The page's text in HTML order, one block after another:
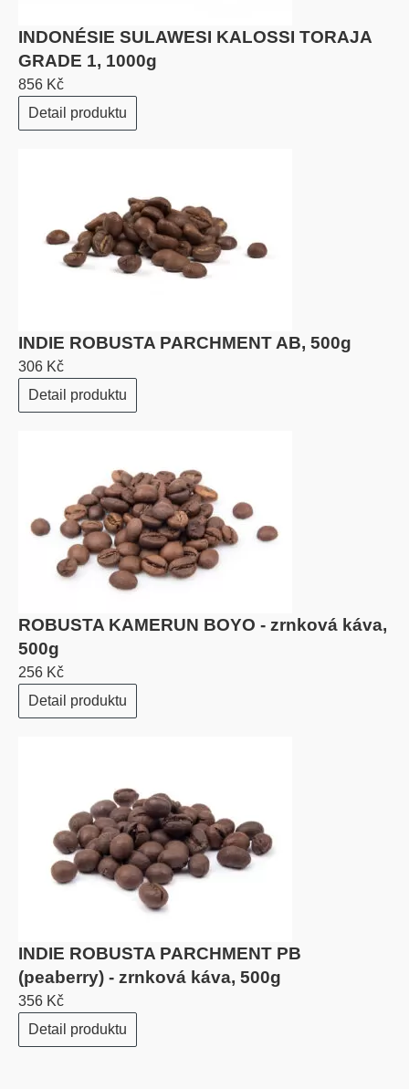
INDONÉSIE SULAWESI KALOSSI TORAJA
GRADE 1, 1000g
856 Kč
Detail produktu
INDIE ROBUSTA PARCHMENT AB, 500g
306 Kč
Detail produktu
ROBUSTA KAMERUN BOYO - zrnková káva,
500g
256 Kč
Detail produktu
INDIE ROBUSTA PARCHMENT PB
(peaberry) - zrnková káva, 500g
356 Kč
Detail produktu